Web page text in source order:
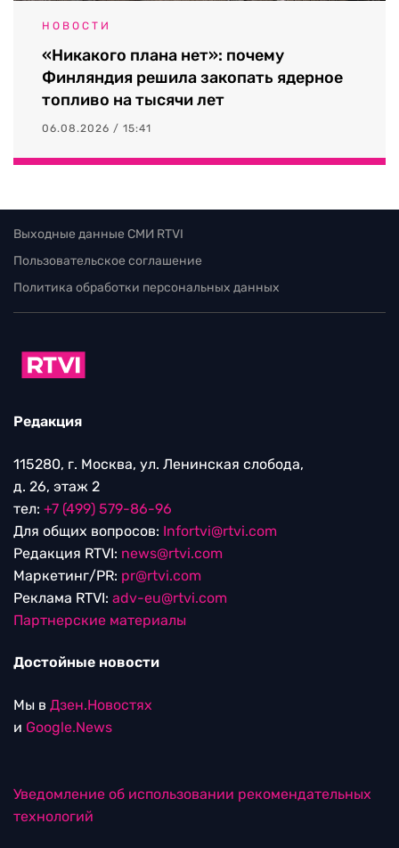
НОВОСТИ
«Никакого плана нет»: почему
Финляндия решила закопать ядерное
топливо на тысячи лет
06.08.2026 / 15:41
Выходные данные СМИ RTVI
Пользовательское соглашение
Политика обработки персональных данных
Редакция
115280, г. Москва, ул. Ленинская слобода,
д. 26, этаж 2
тел: +7 (499) 579-86-96
Для общих вопросов: Infortvi@rtvi.com
Редакция RTVI: news@rtvi.com
Маркетинг/PR: pr@rtvi.com
Реклама RTVI: adv-eu@rtvi.com
Партнерские материалы
Достойные новости
Мы в Дзен.Новостях
и Google.News
Уведомление об использовании рекомендательных
технологий